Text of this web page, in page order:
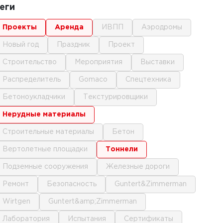
проекты аренда ИВПП аэродромы
новый год праздник проект
строительство мероприятия выставки
распределитель gomaco спецтехника
бетоноукладчики текстурировщики
нерудные материалы
строительные материалы бетон
вертолетные площадки тоннели
подземные сооружения железные дороги
ремонт безопасность Guntert&Zimmerman
Wirtgen Guntert&amp;Zimmerman
лаборатория испытания сертификаты